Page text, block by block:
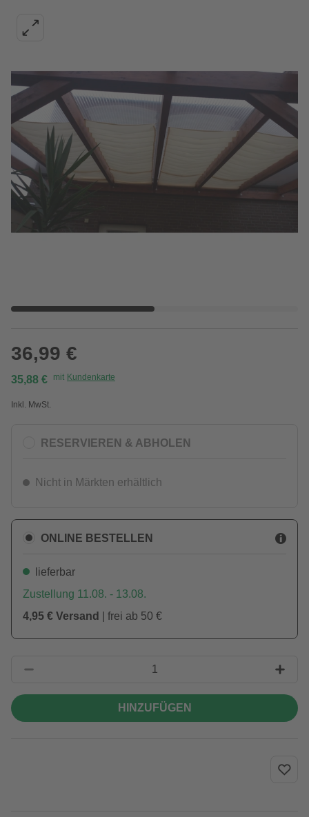
36,99 €
35,88 € mit Kundenkarte
Inkl. MwSt.
RESERVIEREN & ABHOLEN
Nicht in Märkten erhältlich
ONLINE BESTELLEN
lieferbar
Zustellung 11.08. - 13.08.
4,95 € Versand
| frei ab 50 €
HINZUFÜGEN